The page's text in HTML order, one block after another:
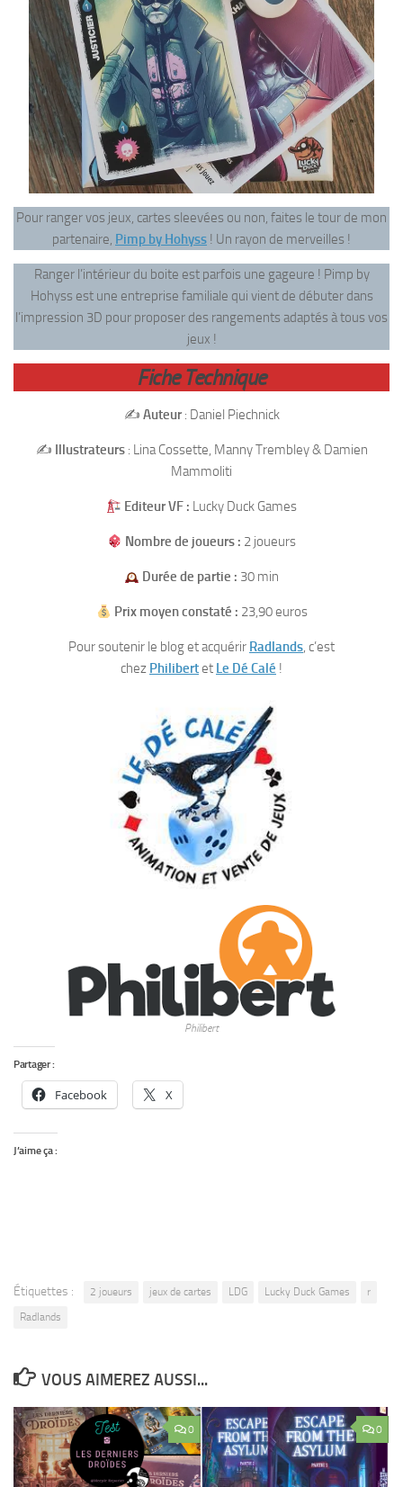
Pour ranger vos jeux, cartes sleevées ou non, faites le tour de mon
partenaire, Pimp by Hohyss ! Un rayon de merveilles !
Ranger l’intérieur du boite est parfois une gageure ! Pimp by
Hohyss est une entreprise familiale qui vient de débuter dans
l’impression 3D pour proposer des rangements adaptés à tous vos
jeux !
Fiche Technique
✍️ Auteur: Daniel Piechnick
✍️ Illustrateurs: Lina Cossette, Manny Trembley & Damien
Mammoliti
Editeur VF : Lucky Duck Games
Nombre de joueurs : 2 joueurs
Durée de partie : 30 min
Prix moyen constaté : 23,90 euros
Pour soutenir le blog et acquérir Radlands, c’est
chez Philibertet Le Dé Calé !
Philibert
Partager :
Facebook X
J’aime ça :
Étiquettes : 2 joueurs jeux de cartes LDG Lucky Duck Games
r
Radlands
VOUS AIMEREZ AUSSI...
0 0